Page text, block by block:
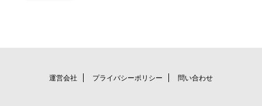
運営会社 プライバシーポリシー 問い合わせ